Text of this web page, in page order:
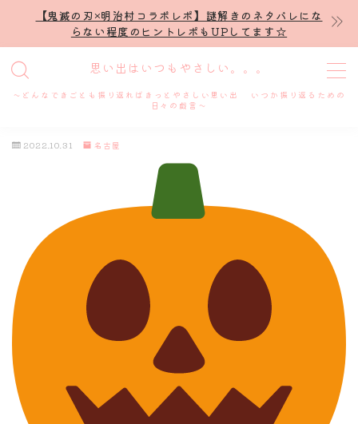
【鬼滅の刃×明治村コラボレポ】謎解きのネタバレにな
らない程度のヒントレポもUPしてます☆
思い出はいつもやさしい。。。
～どんなできごとも振り返ればきっとやさしい思い出 いつか振り返るための
日々の戯言～
MENU
プロフィール
ホテル滞在記
舞台・ライブ
2022.10.31 名古屋